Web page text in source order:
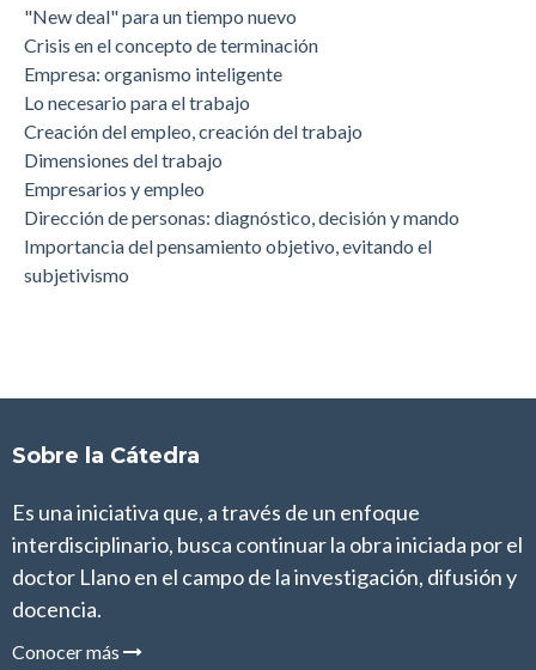
"New deal" para un tiempo nuevo
Crisis en el concepto de terminación
Empresa: organismo inteligente
Lo necesario para el trabajo
Creación del empleo, creación del trabajo
Dimensiones del trabajo
Empresarios y empleo
Dirección de personas: diagnóstico, decisión y mando
Importancia del pensamiento objetivo, evitando el
subjetivismo
Sobre la Cátedra
Es una iniciativa que, a través de un enfoque
interdisciplinario, busca continuar la obra iniciada por el
doctor Llano en el campo de la investigación, difusión y
docencia.
Conocer más